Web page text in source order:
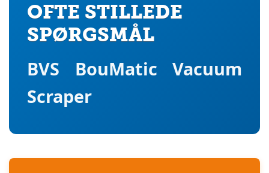
OFTE STILLEDE
SPØRGSMÅL
BVS BouMatic Vacuum
Scraper